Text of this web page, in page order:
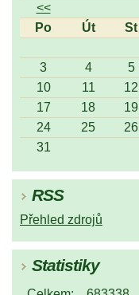
<<
Po
Út St
3
4 5
10
11 12
17
18 19
24
25 26
31
RSS
Přehled zdrojů
Statistiky